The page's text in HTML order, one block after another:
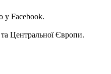
у Facebook.
Центральної Європи.